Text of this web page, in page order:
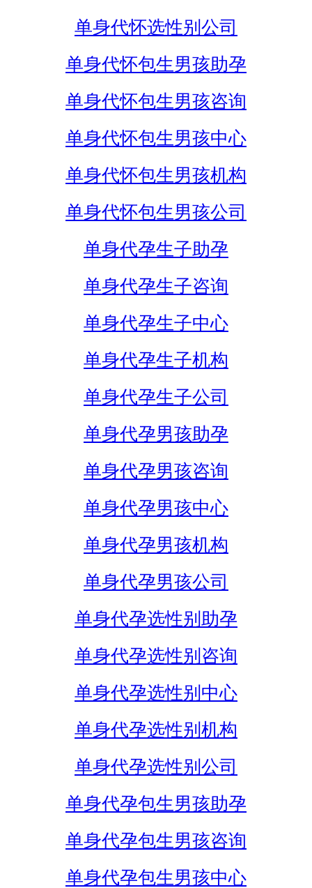
单身代怀选性别公司
单身代怀包生男孩助孕
单身代怀包生男孩咨询
单身代怀包生男孩中心
单身代怀包生男孩机构
单身代怀包生男孩公司
单身代孕生子助孕
单身代孕生子咨询
单身代孕生子中心
单身代孕生子机构
单身代孕生子公司
单身代孕男孩助孕
单身代孕男孩咨询
单身代孕男孩中心
单身代孕男孩机构
单身代孕男孩公司
单身代孕选性别助孕
单身代孕选性别咨询
单身代孕选性别中心
单身代孕选性别机构
单身代孕选性别公司
单身代孕包生男孩助孕
单身代孕包生男孩咨询
单身代孕包生男孩中心